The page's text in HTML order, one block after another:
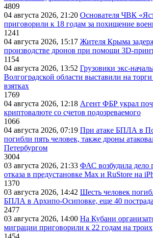
4809
04 августа 2026, 21:20 Основателя ЧВК
приговорили к 18 годам за похищение
1241
04 августа 2026, 15:17 Жителя Крыма
производстве дронов при помощи
1154
04 августа 2026, 13:52 Грузовики экс-
Волгоградской области выставили на
взятках
1769
04 августа 2026, 12:18 Агент ФБР украл
криптовалюте со счетов подозреваемого
1066
04 августа 2026, 07:19 При атаке БПЛА в
погибли пять человек, также дроны
Петербургом
3004
03 августа 2026, 21:33 ФАС возбудила дело
отказа в предустановке Max и RuStore на
1370
03 августа 2026, 14:42 Шесть человек
БПЛА в Архипо-Осиповке, еще 40
2477
03 августа 2026, 14:00 На Кубани
миграции приговорили к 22 годам на троих
1454